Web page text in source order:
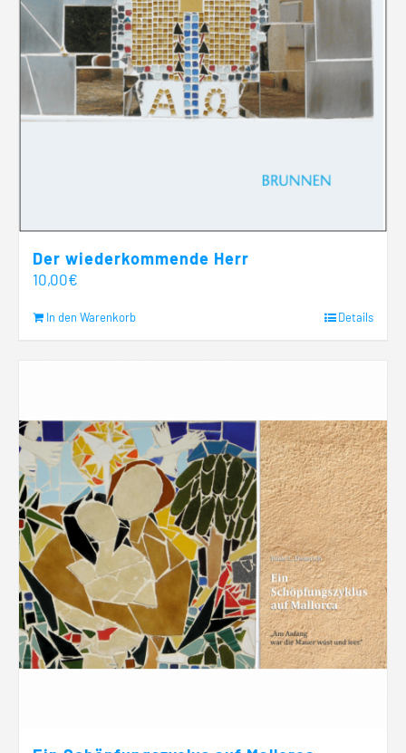
Der wiederkommende Herr
10,00€
In den Warenkorb Details